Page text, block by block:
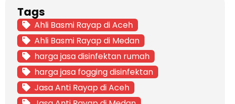
Tags
Ahli Basmi Rayap di Aceh
Ahli Basmi Rayap di Medan
harga jasa disinfektan rumah
harga jasa fogging disinfektan
Jasa Anti Rayap di Aceh